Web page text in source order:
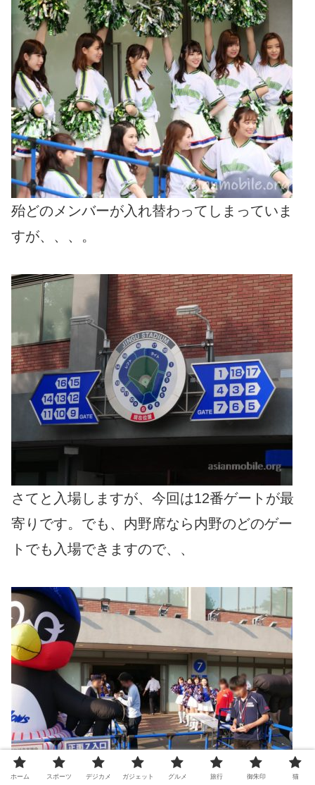
殆どのメンバーが入れ替わってしまっていま
すが、、、。
さてと入場しますが、今回は12番ゲートが最
寄りです。でも、内野席なら内野のどのゲー
トでも入場できますので、、
ホーム スポーツ デジカメ ガジェット グルメ 旅行 御朱印 猫